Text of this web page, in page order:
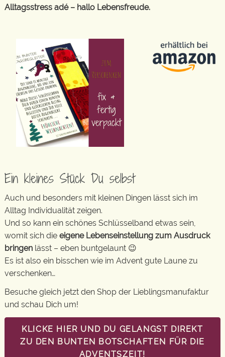
Alltagsstress adé – hallo Lebensfreude.
Ein kleines Stück Du selbst
Auch und besonders mit kleinen Dingen lässt sich im
Alltag Individualität zeigen.
Und so kann ein schönes Schlüsselband etwas sein,
womit sich die eigene Lebenseinstellung zum Ausdruck
bringen lässt – eben buntgelaunt 😉
Es ist also ein bisschen wie im Advent gute Laune zu
verschenken…
Besuche gleich jetzt den Shop der Lieblingsmanufaktur
und schau Dich um!
KLICKE HIER UND DU GELANGST DIREKT
ZU DEN BUNTEN BOTSCHAFTEN FÜR DIE
ADVENTSZEIT!